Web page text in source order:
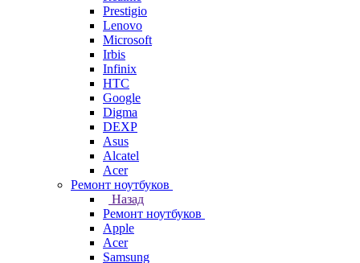
Prestigio
Lenovo
Microsoft
Irbis
Infinix
HTC
Google
Digma
DEXP
Asus
Alcatel
Acer
Ремонт ноутбуков
Назад
Ремонт ноутбуков
Apple
Acer
Samsung